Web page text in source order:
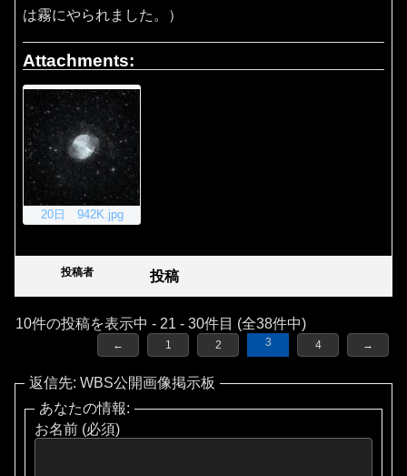
は霧にやられました。）
Attachments:
20日 942K.jpg
投稿者 投稿
10件の投稿を表示中 - 21 - 30件目 (全38件中)
← 1 2 3 4 →
返信先: WBS公開画像掲示板
あなたの情報:
お名前 (必須)